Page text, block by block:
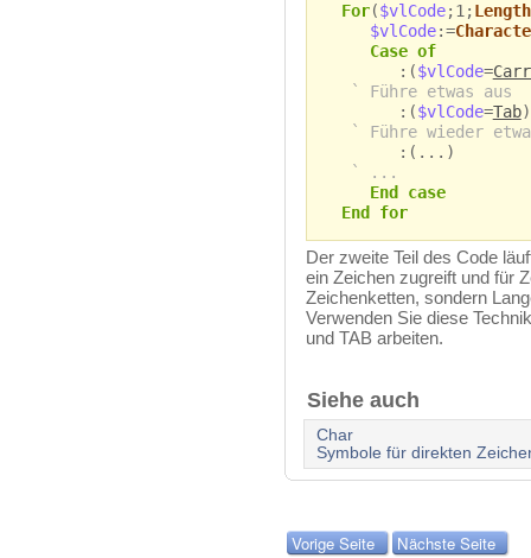
For($vlCode;1;Length
$vlCode:=
Case of
:($vlCode=
` Führe etwas aus
:($vlCode=Tab)
` Führe wieder
:(...)
` ...
End case
End for
Der zweite Teil des Code
ein Zeichen zugreift und für
Zeichenketten, sondern
Verwenden Sie diese
und TAB arbeiten.
Siehe auch
Char
Symbole für direkten
Vorige Seite Nächste Seite